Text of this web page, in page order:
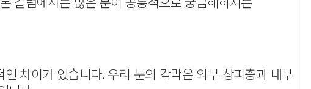
인 차이가 있습니다. 우리 눈의 각막은 외부 상피층과 내부